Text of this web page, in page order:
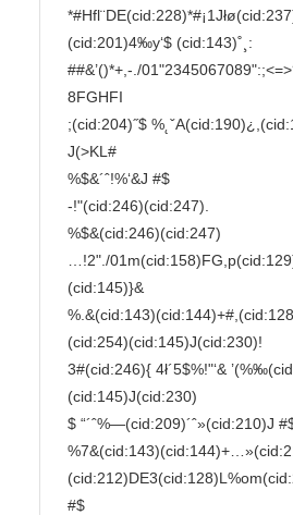
(cid:201)4‰y‘$ (cid:143)˚¸:
##&’()*+,-./
8FGHFI
;(cid:204)˝$
J(>KL#
%$&´ˆ!%‘&J #$
-!"(cid:246)(cid:247).
%$&(cid:246)(cid:247)
…!2"./
(cid:145)}&
(cid:254)(cid:145)J(cid:230)!
3#(cid:246){ 4ł´5$%!"‘&
(cid:145)J(cid:230)
$ “´ˆ%—(cid:209)´ˆ»(cid:210)J
#$